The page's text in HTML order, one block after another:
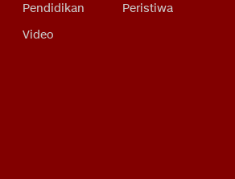
Pendidikan
Peristiwa
Video